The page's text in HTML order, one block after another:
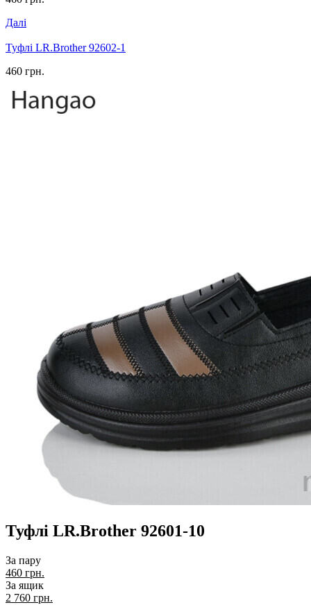
Далі
Туфлі LR.Brother 92602-1
460 грн.
Туфлі LR.Brother 92601-10
За пару
460 грн.
За ящик
2 760 грн.